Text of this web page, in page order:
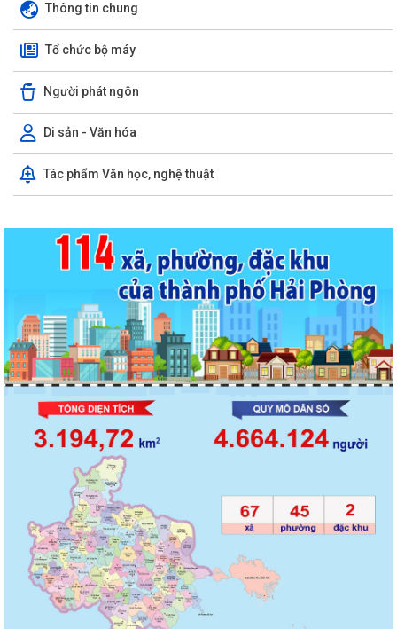
Thông tin chung
Tổ chức bộ máy
Người phát ngôn
Di sản - Văn hóa
Tác phẩm Văn học, nghệ thuật